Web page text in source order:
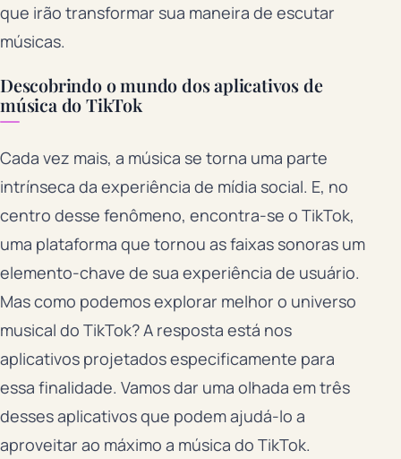
que irão transformar sua maneira de escutar
músicas.
Descobrindo o mundo dos aplicativos de
música do TikTok
Cada vez mais, a música se torna uma parte
intrínseca da experiência de mídia social. E, no
centro desse fenômeno, encontra-se o TikTok,
uma plataforma que tornou as faixas sonoras um
elemento-chave de sua experiência de usuário.
Mas como podemos explorar melhor o universo
musical do TikTok? A resposta está nos
aplicativos projetados especificamente para
essa finalidade. Vamos dar uma olhada em três
desses aplicativos que podem ajudá-lo a
aproveitar ao máximo a música do TikTok.